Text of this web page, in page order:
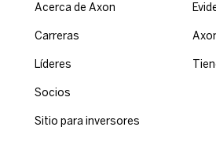
Acerca de Axon
Carreras
Líderes
Socios
Sitio para inversores